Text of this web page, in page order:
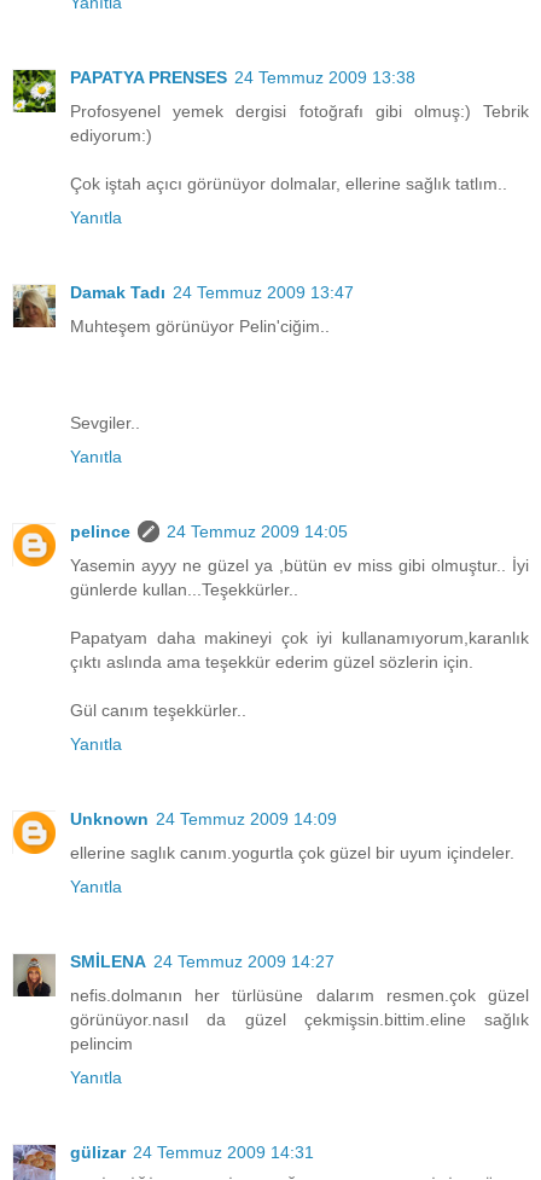
PAPATYA PRENSES 24 Temmuz 2009 13:38
Profosyenel yemek dergisi fotoğrafı gibi olmuş:) Tebrik
ediyorum:)
Çok iştah açıcı görünüyor dolmalar, ellerine sağlık tatlım..
Yanıtla
Damak Tadı 24 Temmuz 2009 13:47
Muhteşem görünüyor Pelin'ciğim..
Sevgiler..
Yanıtla
pelince
24 Temmuz 2009 14:05
Yasemin ayyy ne güzel ya ,bütün ev miss gibi olmuştur.. İyi
günlerde kullan...Teşekkürler..
Papatyam daha makineyi çok iyi kullanamıyorum,karanlık
çıktı aslında ama teşekkür ederim güzel sözlerin için.
Gül canım teşekkürler..
Yanıtla
Unknown 24 Temmuz 2009 14:09
ellerine saglık canım.yogurtla çok güzel bir uyum içindeler.
Yanıtla
SMİLENA 24 Temmuz 2009 14:27
nefis.dolmanın her türlüsüne dalarım resmen.çok güzel
görünüyor.nasıl da güzel çekmişsin.bittim.eline sağlık
pelincim
Yanıtla
gülizar 24 Temmuz 2009 14:31